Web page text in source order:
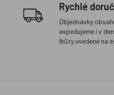
Rychlé
Objednávky
expedujeme i v
lhůty uvedené na